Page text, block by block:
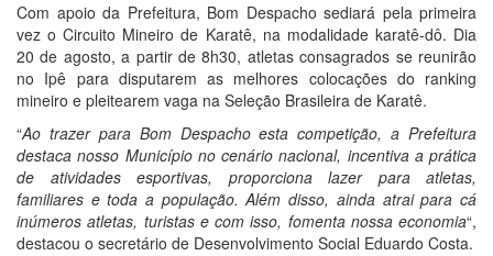
Com apoio da Prefeitura, Bom Despacho sediará pela primeira
vez o Circuito Mineiro de Karatê, na modalidade karatê-dô. Dia
20 de agosto, a partir de 8h30, atletas consagrados se reunirão
no Ipê para disputarem as melhores colocações do ranking
mineiro e pleitearem vaga na Seleção Brasileira de Karatê.
“Ao trazer para Bom Despacho esta competição, a Prefeitura
destaca nosso Município no cenário nacional, incentiva a prática
de atividades esportivas, proporciona lazer para atletas,
familiares e toda a população. Além disso, ainda atrai para cá
inúmeros atletas, turistas e com isso, fomenta nossa economia“,
destacou o secretário de Desenvolvimento Social Eduardo Costa.